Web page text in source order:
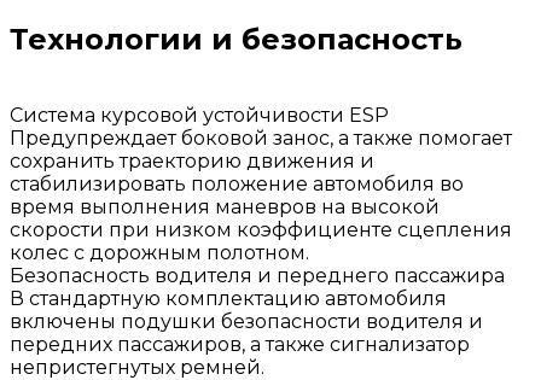
Технологии и безопасность
Система курсовой устойчивости ESP
Предупреждает боковой занос, а также помогает
сохранить траекторию движения и
стабилизировать положение автомобиля во
время выполнения маневров на высокой
скорости при низком коэффициенте сцепления
колес с дорожным полотном.
Безопасность водителя и переднего пассажира
В стандартную комплектацию автомобиля
включены подушки безопасности водителя и
передних пассажиров, а также сигнализатор
непристегнутых ремней.